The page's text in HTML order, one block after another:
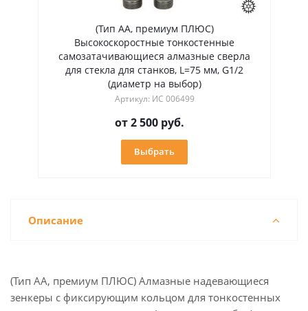
(Тип АА, премиум ПЛЮС)
Высокоскоростные тонкостенные
самозатачивающиеся алмазные сверла
для стекла для станков, L=75 мм, G1/2
(диаметр на выбор)
Артикул: ИС 006499
от2 500 руб.
Выбрать
Описание
(Тип АА, премиум ПЛЮС) Алмазные надевающиеся
зенкеры с фиксирующим кольцом для тонкостенных